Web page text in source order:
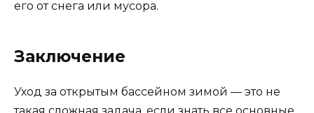
его от снега или мусора.
Заключение
Уход за открытым бассейном зимой — это не